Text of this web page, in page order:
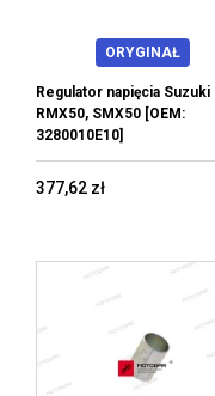
ORYGINAŁ
Regulator napięcia Suzuki
RMX50, SMX50 [OEM:
3280010E10]
377,62 zł